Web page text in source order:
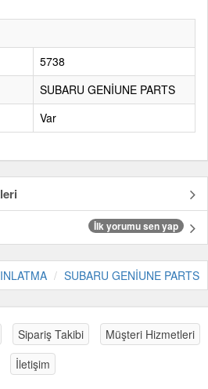
5738
SUBARU GENİUNE PARTS
Var
İlk yorumu sen yap
SUBARU GENİUNE PARTS
Sipariş Takibi
Müşteri Hizmetleri
İletişim